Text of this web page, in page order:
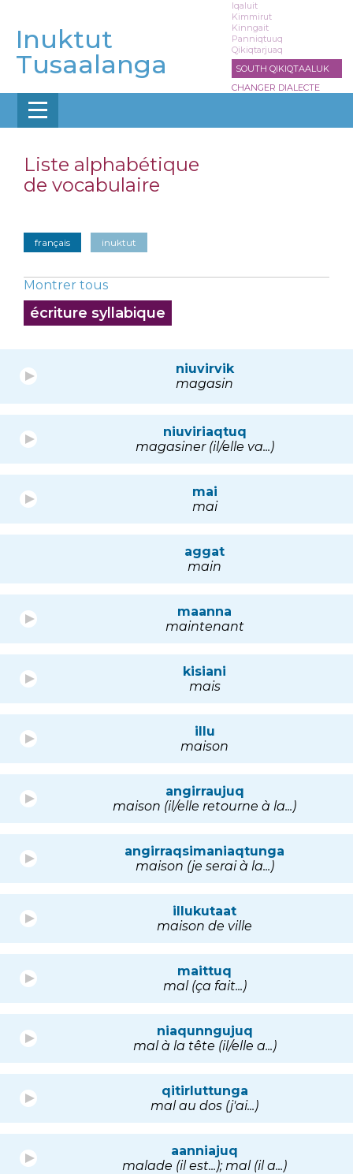
contenu
principal
Inuktut
Tusaalanga
Iqaluit
Kimmirut
Kinngait
Panniqtuuq
Qikiqtarjuaq
SOUTH QIKIQTAALUK
CHANGER DIALECTE
Liste alphabétique
de vocabulaire
français inuktut
Montrer tous
écriture syllabique
niuvirvik
magasin
niuviriaqtuq
magasiner (il/elle va...)
mai
mai
aggat
main
maanna
maintenant
kisiani
mais
illu
maison
angirraujuq
maison (il/elle retourne à la...)
angirraqsimaniaqtunga
maison (je serai à la...)
illukutaat
maison de ville
maittuq
mal (ça fait...)
niaqunngujuq
mal à la tête (il/elle a...)
qitirluttunga
mal au dos (j'ai...)
aanniajuq
malade (il est...); mal (il a...)